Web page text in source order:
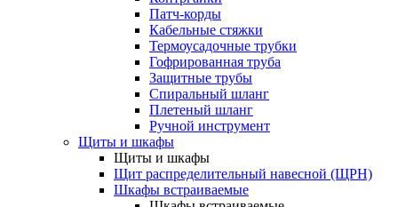
Патч-корды
Кабельные стяжки
Термоусадочные трубки
Гофрированная труба
Защитные трубы
Спиральный шланг
Плетеный шланг
Ручной инструмент
Щиты и шкафы
Щиты и шкафы
Щит распределительный навесной (ЩРН)
Шкафы встраиваемые